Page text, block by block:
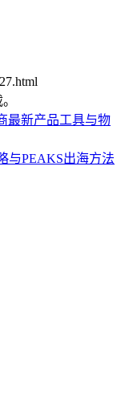
最新产品工具与物
与PEAKS出海方法